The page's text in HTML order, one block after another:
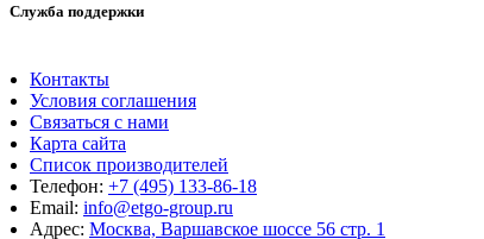
Служба поддержки
Контакты
Условия соглашения
Связаться с нами
Карта сайта
Список производителей
Телефон: +7 (495) 133-86-18
Email: info@etgo-group.ru
Адрес: Москва, Варшавское шоссе 56 стр. 1